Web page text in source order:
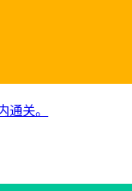
通关。